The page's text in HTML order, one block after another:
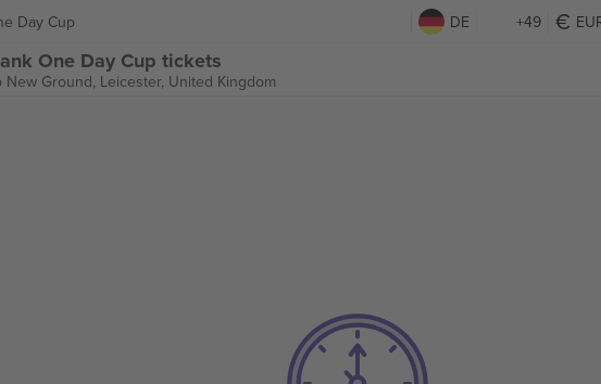
Day Cup DE +49
One Day Cup tickets
New Ground, Leicester, United Kingdom